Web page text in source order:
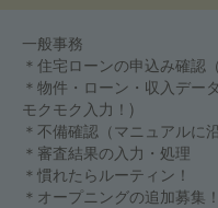
一般事務
＊住宅ローンの申込み確認
＊物件・ローン・収入デー
モクモク入力！)
＊不備確認（マニュアルに
＊審査結果の入力・処理
＊慣れたらルーティン！
＊オープニングの追加募集